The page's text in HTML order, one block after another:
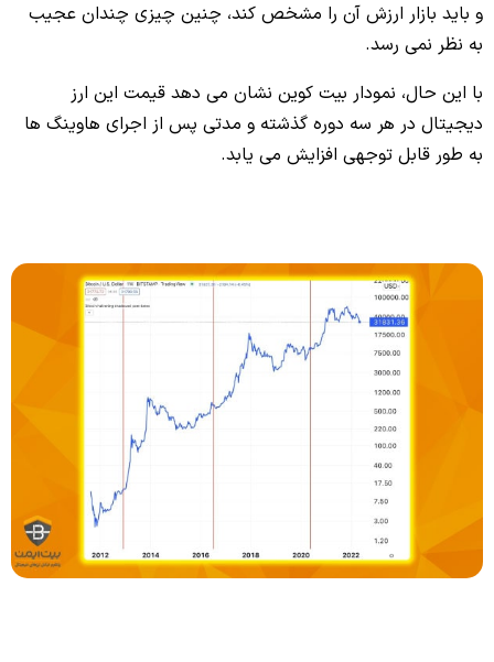
و باید بازار ارزش آن را مشخص کند، چنین چیزی چندان عجیب
به نظر نمی‌ رسد.
با این حال، نمودار بیت کوین نشان می‌ دهد قیمت این ارز
دیجیتال در هر سه دوره گذشته و مدتی پس از اجرای هاوینگ‌ ها
به‌ طور قابل‌ توجهی افزایش می یابد.